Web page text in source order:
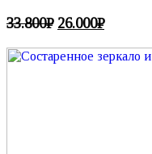
33.800₽ 26.000₽